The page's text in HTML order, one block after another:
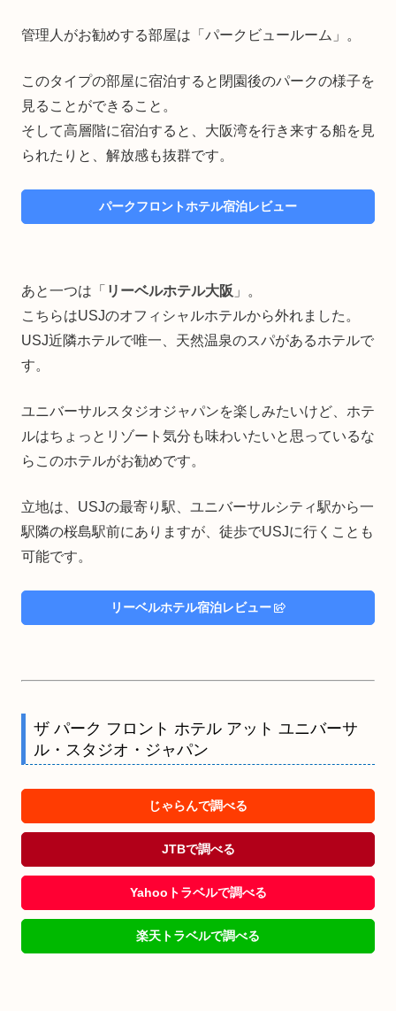
管理人がお勧めする部屋は「パークビュールーム」。
このタイプの部屋に宿泊すると閉園後のパークの様子を
見ることができること。
そして高層階に宿泊すると、大阪湾を行き来する船を見
られたりと、解放感も抜群です。
パークフロントホテル宿泊レビュー
あと一つは「 リーベルホテル大阪 」。
こちらはUSJのオフィシャルホテルから外れました。
USJ近隣ホテルで唯一、天然温泉のスパがあるホテルで
す。
ユニバーサルスタジオジャパンを楽しみたいけど、ホテ
ルはちょっとリゾート気分も味わいたいと思っているな
らこのホテルがお勧めです。
立地は、USJの最寄り駅、ユニバーサルシティ駅から一
駅隣の桜島駅前にありますが、徒歩でUSJに行くことも
可能です。
リーベルホテル宿泊レビュー
ザ パーク フロント ホテル アット ユニバーサ
ル・スタジオ・ジャパン
じゃらんで調べる
JTBで調べる
Yahooトラベルで調べる
楽天トラベルで調べる